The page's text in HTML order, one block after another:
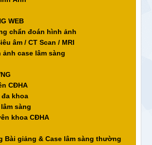
WEB
chẩn đoán hình ảnh
âm / CT Scan / MRI
ảnh case lâm sàng
CĐHA
đa khoa
sàng
khoa CĐHA
Bài giảng & Case lâm sàng thường